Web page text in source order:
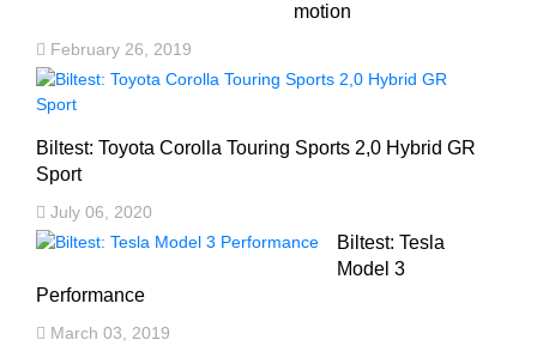
motion
February 26, 2019
Biltest: Toyota Corolla Touring Sports 2,0 Hybrid GR
Sport
July 06, 2020
Biltest: Tesla
Model 3
Performance
March 03, 2019